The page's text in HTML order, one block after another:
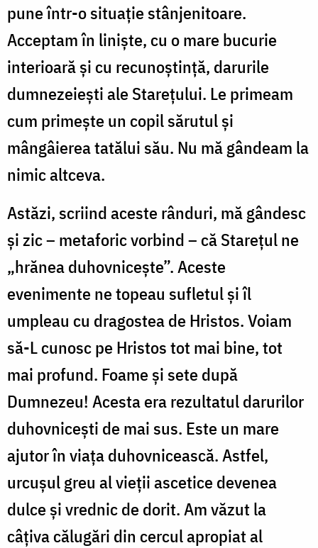
pune într-o situaţie stânjenitoare.
Acceptam în linişte, cu o mare bucurie
interioară şi cu recunoştinţă, darurile
dumnezeieşti ale Stareţului. Le primeam
cum primeşte un copil sărutul şi
mângâierea tatălui său. Nu mă gândeam la
nimic altceva.
Astăzi, scriind aceste rânduri, mă gândesc
şi zic – metaforic vorbind – că Stareţul ne
„hrănea duhovniceşte”. Aceste
evenimente ne topeau sufletul şi îl
umpleau cu dragostea de Hristos. Voiam
să-L cunosc pe Hristos tot mai bine, tot
mai profund. Foame şi sete după
Dumnezeu! Acesta era rezultatul darurilor
duhovniceşti de mai sus. Este un mare
ajutor în viaţa duhovnicească. Astfel,
urcuşul greu al vieţii ascetice devenea
dulce şi vrednic de dorit. Am văzut la
câţiva călugări din cercul apropiat al